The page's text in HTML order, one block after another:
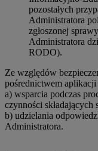
pozostałych
Administratora
zgłoszonej
Administratora
RODO).
Ze względów
pośrednictwem
a) wsparcia podczas
czynności składających
b) udzielania
Administratora.